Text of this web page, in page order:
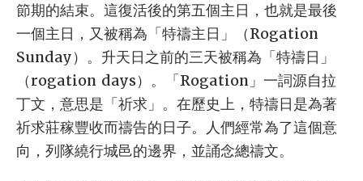
節期的結束。這復活後的第五個主日，也就是最後
一個主日，又被稱為「特禱主日」（Rogation
Sunday）。升天日之前的三天被稱為「特禱日」
（rogation days）。「Rogation」一詞源自拉
丁文，意思是「祈求」。在歷史上，特禱日是為著
祈求莊稼豐收而禱告的日子。人們經常為了這個意
向，列隊繞行城邑的邊界，並誦念總禱文。